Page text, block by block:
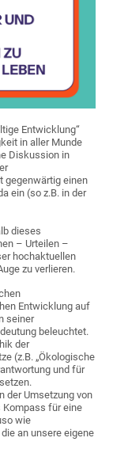
Entwicklung“
in aller Munde
Diskussion in
gegenwärtig einen
ein (so z.B. in der
dieses
– Urteilen –
hochaktuellen
zu verlieren.
Entwicklung auf
seiner
beleuchtet.
der
(z.B. „Ökologische
und für
der Umsetzung von
für eine
wie
an unsere eigene